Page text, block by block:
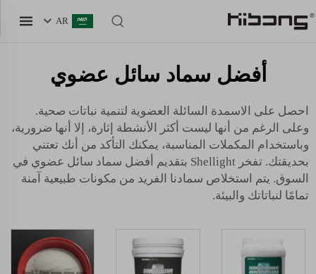
AR
أفضل سماد سائل عضوي
احصل على الاسمدة السائلة العضوية لتنمية نباتات صحية.
وعلى الرغم من أنها ليست أكثر الأنشطة إثارة، إلا أنها ضرورية،
وباستخدام المكملات المناسبة، يمكنك التأكد من أنك تعتني
بحديقتك. تفخر Shellight بتقديم أفضل سماد سائل عضوي في
السوق. يتم استخلاص سمادنا الفريد من مكونات طبيعية آمنة
تمامًا لنباتاتك والبيئة.